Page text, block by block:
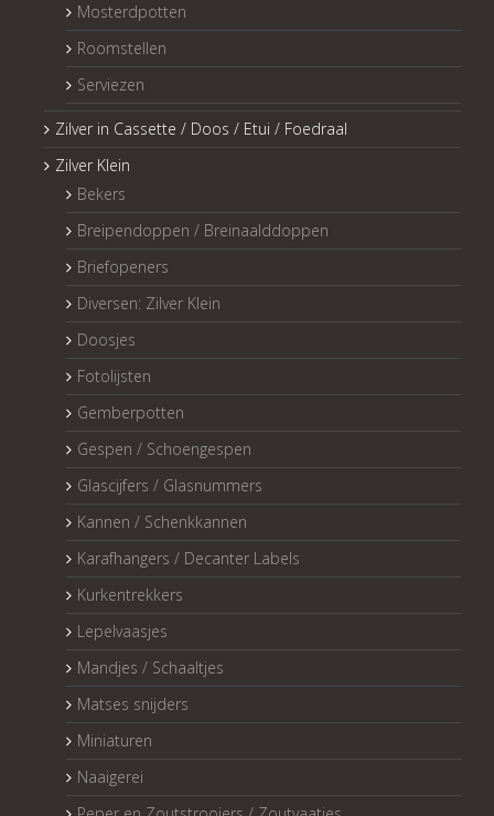
Mosterdpotten
Roomstellen
Serviezen
Zilver in Cassette / Doos / Etui / Foedraal
Zilver Klein
Bekers
Breipendoppen / Breinaalddoppen
Briefopeners
Diversen: Zilver Klein
Doosjes
Fotolijsten
Gemberpotten
Gespen / Schoengespen
Glascijfers / Glasnummers
Kannen / Schenkkannen
Karafhangers / Decanter Labels
Kurkentrekkers
Lepelvaasjes
Mandjes / Schaaltjes
Matses snijders
Miniaturen
Naaigerei